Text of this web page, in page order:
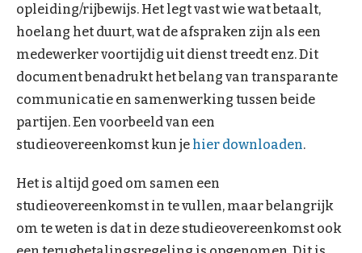
opleiding/rijbewijs. Het legt vast wie wat betaalt,
hoelang het duurt, wat de afspraken zijn als een
medewerker voortijdig uit dienst treedt enz. Dit
document benadrukt het belang van transparante
communicatie en samenwerking tussen beide
partijen. Een voorbeeld van een
studieovereenkomst kun je hier downloaden.
Het is altijd goed om samen een
studieovereenkomst in te vullen, maar belangrijk
om te weten is dat in deze studieovereenkomst ook